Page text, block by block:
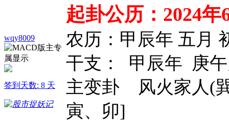
wqy8009
签到天数: 8 天
起卦公历：2024年
农历：甲辰年 五月
干支： 甲辰年 庚
主变卦 风火家人(
寅、卯]